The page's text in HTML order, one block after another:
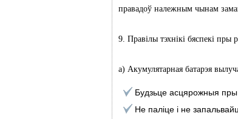
правадоў належным чынам
9. Правілы тэхнікі бяспекі пры
а) Акумулятарная батарэя
Будзьце асцярожныя пры
Не паліце і не